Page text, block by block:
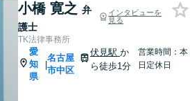
小橋 寛之 弁
護士
インタビューを
見る
TK法律事務所
愛
知
県
|
名古屋
市中区
伏見駅 か
ら徒歩1分
営業時間：本
日定休日